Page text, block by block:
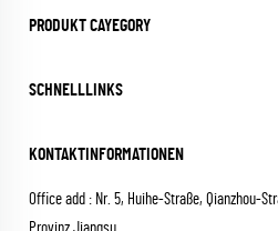
PRODUKT CAYEGORY
SCHNELLLINKS
KONTAKTINFORMATIONEN
Office add : Nr. 5, Huihe-Straße, Qianzhou-